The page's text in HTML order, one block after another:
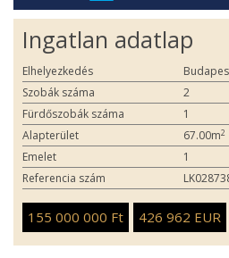
Ingatlan adatlap
Elhelyezkedés
Szobák száma
2
Fürdőszobák száma
1
Alapterület
67.00m2
Emelet
1
Referencia szám
426 962 EUR
155 000 000 Ft